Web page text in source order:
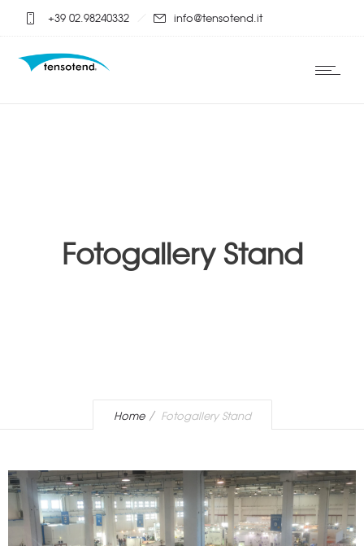
+39 02.98240332 info@tensotend.it
Fotogallery Stand
Home Fotogallery Stand